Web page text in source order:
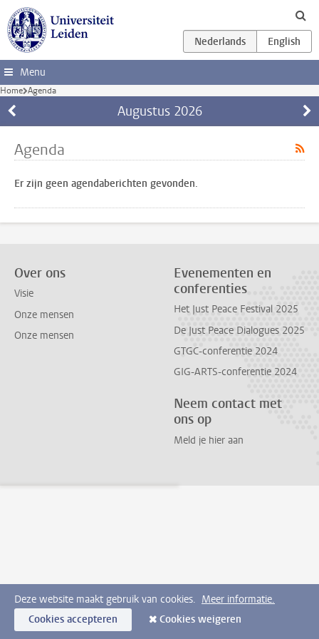
Ga direct naar de inhoud
Menu
Home Agenda
Augustus 2026
Agenda
Er zijn geen agendaberichten gevonden.
Over ons
Visie
Onze mensen
Onze mensen
Evenementen en
conferenties
Het Just Peace Festival 2025
De Just Peace Dialogues 2025
GTGC-conferentie 2024
GIG-ARTS-conferentie 2024
Neem contact met
ons op
Meld je hier aan
Deze website maakt gebruik van cookies. Meer informatie.
Cookies accepteren
Cookies weigeren